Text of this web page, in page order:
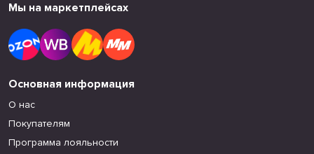
Мы на маркетплейсах
Основная информация
О нас
Покупателям
Программа лояльности